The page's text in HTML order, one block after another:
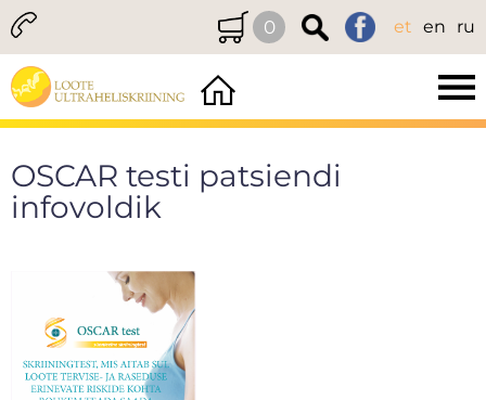
0 et en ru
OSCAR testi patsiendi
infovoldik